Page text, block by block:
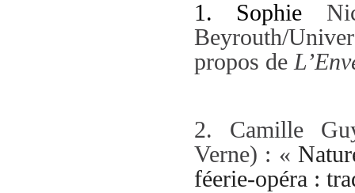
1. Sophie
Beyrouth/
propos de
2. Camille
Verne) : «
féerie-opéra :